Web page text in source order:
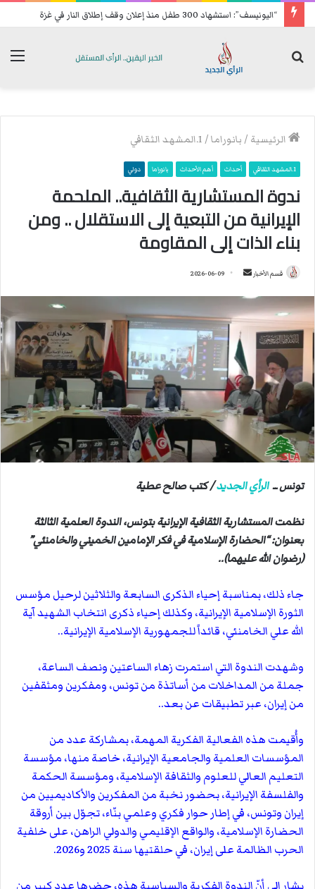
“اليونيسف”: استشهاد 300 طفل منذ إعلان وقف إطلاق النار في غزة
الرئيسية /بانوراما/1.المشهد الثقافي
1.المشهد الثقافي أحداث أهم الأحداث بانوراما دولي
ندوة المستشارية الثقافية.. الملحمة
الإيرانية من التبعية إلى الاستقلال .. ومن
بناء الذات إلى المقاومة
قسم الأخبار
ل
ب
ي
د
ا
ن
ي
ا
2026-06-09
تونس ــالرأي الجديد/ كتب صالح عطية
نظمت المستشارية الثقافية الإيرانية بتونس، الندوة العلمية الثالثة
بعنوان: “الحضارة الإسلامية في فكر الإمامين الخميني والخامنئي”
(رضوان الله عليهما)..
جاء ذلك، بمناسبة إحياء الذكرى السابعة والثلاثين لرحيل مؤسس
الثورة الإسلامية الإيرانية، وكذلك إحياء ذكرى انتخاب الشهيد آية
الله علي الخامنئي، قائداً للجمهورية الإسلامية الإيرانية..
وشهدت الندوة التي استمرت زهاء الساعتين ونصف الساعة،
جملة من المداخلات من أساتذة من تونس، ومفكرين ومثقفين
من إيران، عبر تطبيقات عن بعد..
وأُقيمت هذه الفعالية الفكرية المهمة، بمشاركة عدد من
المؤسسات العلمية والجامعية الإيرانية، خاصة منها، مؤسسة
التعليم العالي للعلوم والثقافة الإسلامية، ومؤسسة الحكمة
والفلسفة الإيرانية، بحضور نخبة من المفكرين والأكاديميين من
إيران وتونس، في إطار حوار فكري وعلمي بنّاء، تجوّل بين أروقة
الحضارة الإسلامية، والواقع الإقليمي والدولي الراهن، على خلفية
الحرب الظالمة على إيران، في حلقتيها سنة 2025 و2026.
يشار إلى أنّ الندوة الفكرية والسياسية هذه، حضرها عدد كبير من